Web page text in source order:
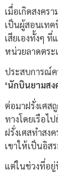
เมื่อเกิดสงคร
เป็นผู้สอนเท
เสียเองทั้งๆ
หน่วยลาดตระ
ประสบการณ์ค
‘นักบินยามสง
ต่อมาฝรั่งเศส
ทางโดยเรือไ
ฝรั่งเศสทำสง
เขาให้เป็นอิส
แต่ในช่วงที่อยู่